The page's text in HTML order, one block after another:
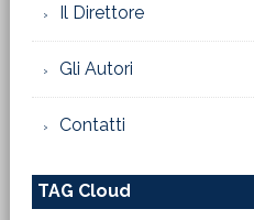
Il Direttore
Gli Autori
Contatti
TAG Cloud